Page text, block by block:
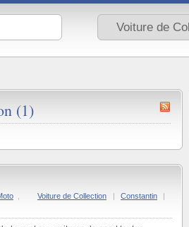
(1)
Voiture de Collection | Constantin
|